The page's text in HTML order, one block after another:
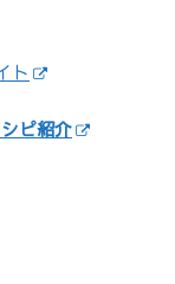
ト
ピ紹介